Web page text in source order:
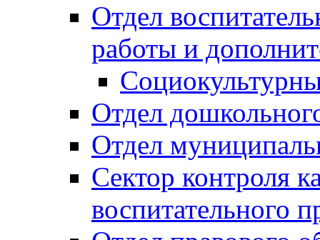
Отдел
работы и
Отдел
Отдел
Сектор контроля
воспитательного